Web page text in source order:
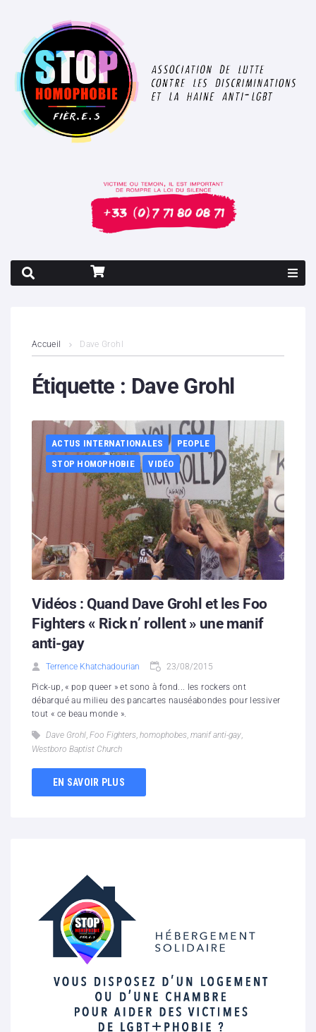
Contenus litigieux
Boutique
Contacts
Hébergement solidaire
Accueil Dave Grohl
Étiquette : Dave Grohl
ACTUS INTERNATIONALES
PEOPLE
STOP HOMOPHOBIE
VIDÉO
Vidéos : Quand Dave Grohl et les Foo
Fighters « Rick n’ rollent » une manif
anti-gay
Terrence Khatchadourian 23/08/2015
Pick-up, « pop queer » et sono à fond... les rockers ont
débarqué au milieu des pancartes nauséabondes pour lessiver
tout « ce beau monde ».
Dave Grohl, Foo Fighters, homophobes, manif anti-gay,
Westboro Baptist Church
EN SAVOIR PLUS